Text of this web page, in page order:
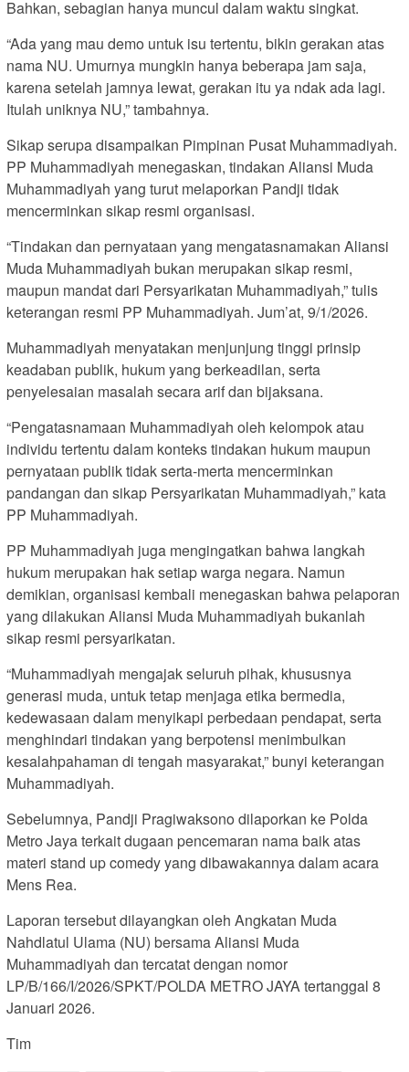
Bahkan, sebagian hanya muncul dalam waktu singkat.
“Ada yang mau demo untuk isu tertentu, bikin gerakan atas
nama NU. Umurnya mungkin hanya beberapa jam saja,
karena setelah jamnya lewat, gerakan itu ya ndak ada lagi.
Itulah uniknya NU,” tambahnya.
Sikap serupa disampaikan Pimpinan Pusat Muhammadiyah.
PP Muhammadiyah menegaskan, tindakan Aliansi Muda
Muhammadiyah yang turut melaporkan Pandji tidak
mencerminkan sikap resmi organisasi.
“Tindakan dan pernyataan yang mengatasnamakan Aliansi
Muda Muhammadiyah bukan merupakan sikap resmi,
maupun mandat dari Persyarikatan Muhammadiyah,” tulis
keterangan resmi PP Muhammadiyah. Jum’at, 9/1/2026.
Muhammadiyah menyatakan menjunjung tinggi prinsip
keadaban publik, hukum yang berkeadilan, serta
penyelesaian masalah secara arif dan bijaksana.
“Pengatasnamaan Muhammadiyah oleh kelompok atau
individu tertentu dalam konteks tindakan hukum maupun
pernyataan publik tidak serta-merta mencerminkan
pandangan dan sikap Persyarikatan Muhammadiyah,” kata
PP Muhammadiyah.
PP Muhammadiyah juga mengingatkan bahwa langkah
hukum merupakan hak setiap warga negara. Namun
demikian, organisasi kembali menegaskan bahwa pelaporan
yang dilakukan Aliansi Muda Muhammadiyah bukanlah
sikap resmi persyarikatan.
“Muhammadiyah mengajak seluruh pihak, khususnya
generasi muda, untuk tetap menjaga etika bermedia,
kedewasaan dalam menyikapi perbedaan pendapat, serta
menghindari tindakan yang berpotensi menimbulkan
kesalahpahaman di tengah masyarakat,” bunyi keterangan
Muhammadiyah.
Sebelumnya, Pandji Pragiwaksono dilaporkan ke Polda
Metro Jaya terkait dugaan pencemaran nama baik atas
materi stand up comedy yang dibawakannya dalam acara
Mens Rea.
Laporan tersebut dilayangkan oleh Angkatan Muda
Nahdlatul Ulama (NU) bersama Aliansi Muda
Muhammadiyah dan tercatat dengan nomor
LP/B/166/I/2026/SPKT/POLDA METRO JAYA tertanggal 8
Januari 2026.
Tim